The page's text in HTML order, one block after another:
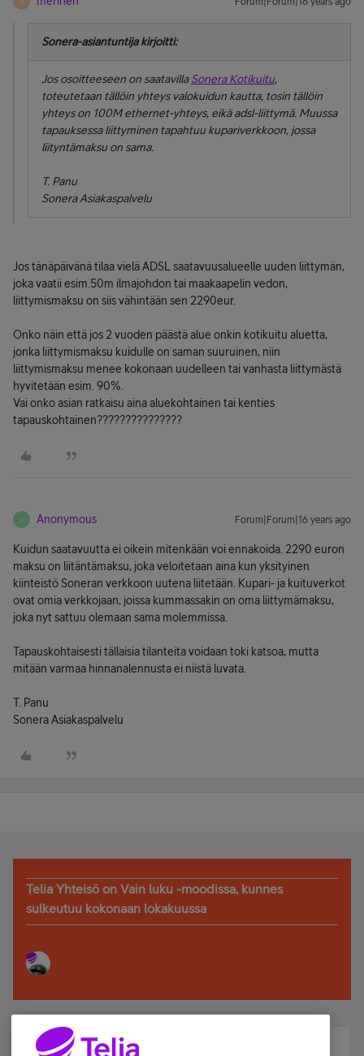
Sonera-asiantuntija kirjoitti:
Jos osoitteeseen on saatavillaSonera Kotikuitu,
toteutetaan tällöin yhteys valokuidun kautta, tosin tällöin
yhteys on 100M ethernet-yhteys, eikä adsl-liittymä. Muussa
tapauksessa liittyminen tapahtuu kupariverkkoon, jossa
liityntämaksu on sama.
T. Panu
Sonera Asiakaspalvelu
Jos tänäpäivänä tilaa vielä ADSL saatavuusalueelle uuden liittymän,
joka vaatii esim.50m ilmajohdon tai maakaapelin vedon,
liittymismaksu on siis vähintään sen 2290eur.
Onko näin että jos 2 vuoden päästä alue onkin kotikuitu aluetta,
jonka liittymismaksu kuidulle on saman suuruinen, niin
liittymismaksu menee kokonaan uudelleen tai vanhasta liittymästä
hyvitetään esim. 90%.
Vai onko asian ratkaisu aina aluekohtainen tai kenties
tapauskohtainen???????????????
A Anonymous Forum|Forum|16 years ago
Kuidun saatavuutta ei oikein mitenkään voi ennakoida. 2290 euron
maksu on liitäntämaksu, joka veloitetaan aina kun yksityinen
kiinteistö Soneran verkkoon uutena liitetään. Kupari- ja kuituverkot
ovat omia verkkojaan, joissa kummassakin on oma liittymämaksu,
joka nyt sattuu olemaan sama molemmissa.
Tapauskohtaisesti tällaisia tilanteita voidaan toki katsoa, mutta
mitään varmaa hinnanalennusta ei niistä luvata.
T. Panu
Sonera Asiakaspalvelu
Telia Yhteisö on Vain luku -moodissa, kunnes
sulkeutuu kokonaan lokakuussa